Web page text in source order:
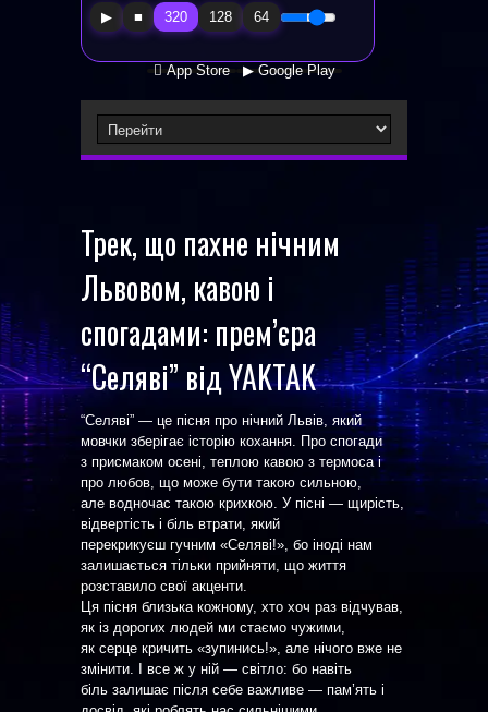
▶ ■ 320 128 64
 App Store ▶ Google Play
Трек, що пахне нічним
Львовом, кавою і
спогадами: прем’єра
“Селяві” від YAKTAK
“Селяві” — це пісня про нічний Львів, який
мовчки зберігає історію кохання. Про спогади
з присмаком осені, теплою кавою з термоса і
про любов, що може бути такою сильною,
але водночас такою крихкою. У пісні — щирість,
відвертість і біль втрати, який
перекрикуєш гучним «Селяві!», бо іноді нам
залишається тільки прийняти, що життя
розставило свої акценти.
Ця пісня близька кожному, хто хоч раз відчував,
як із дорогих людей ми стаємо чужими,
як серце кричить «зупинись!», але нічого вже не
змінити. І все ж у ній — світло: бо навіть
біль залишає після себе важливе — пам’ять і